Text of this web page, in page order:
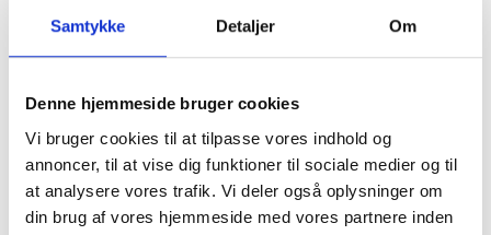
Samtykke Detaljer Om
Denne hjemmeside bruger cookies
Vi bruger cookies til at tilpasse vores indhold og
annoncer, til at vise dig funktioner til sociale medier og til
at analysere vores trafik. Vi deler også oplysninger om
din brug af vores hjemmeside med vores partnere inden
• Perfekt til træning, gåture og hverdagsbrug
Størrelse
Ø13 × 15 cm
Farver
• Mørkegrøn/Grøn
• Grå/Beige